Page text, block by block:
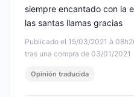
Publicado el 15/03/2021 à
tras una compra de 03/01/2021
siempre encantado con la
las santas llamas gracias
Opinión traducida